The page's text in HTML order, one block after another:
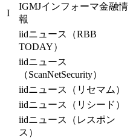
I
IGMJインフォーマ金融情
報
iidニュース（RBB
TODAY）
iidニュース
（ScanNetSecurity）
iidニュース（リセマム）
iidニュース（リシード）
iidニュース（レスポン
ス）